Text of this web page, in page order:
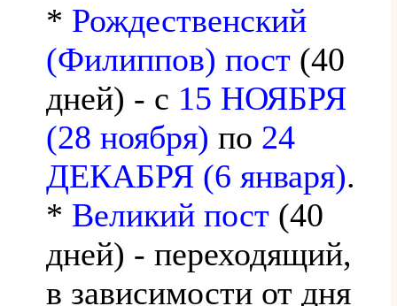
* Рождественский
(Филиппов) пост (40
дней) - с 15 НОЯБРЯ
(28 ноября) по 24
ДЕКАБРЯ (6 января).
* Великий пост (40
дней) - переходящий,
в зависимости от дня